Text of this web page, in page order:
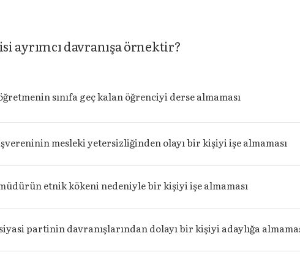
ayrımcı davranışa örnektir?
sınıfa geç kalan öğrenciyi derse almaması
mesleki yetersizliğinden olayı bir kişiyi işe almaması
etnik kökeni nedeniyle bir kişiyi işe almaması
partinin davranışlarından dolayı bir kişiyi adaylığa